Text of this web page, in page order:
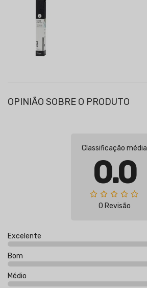
OPINIÃO SOBRE O PRODUTO
Classificação média
0.0
0 Revisão
Excelente
Bom
Médio